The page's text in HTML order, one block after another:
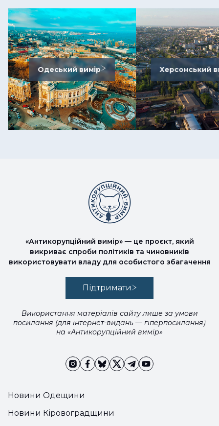
Одеський вимір Херсонський
Новини Одещини
Новини Кіровоградщини
«Антикорупційний вимір» — це проєкт, який
викриває спроби політиків та чиновників
використовувати владу для особистого збагачення
Підтримати
Використання матеріалів сайту лише за умови
посилання (для інтернет-видань — гіперпосилання)
на «Антикорупційний вимір»